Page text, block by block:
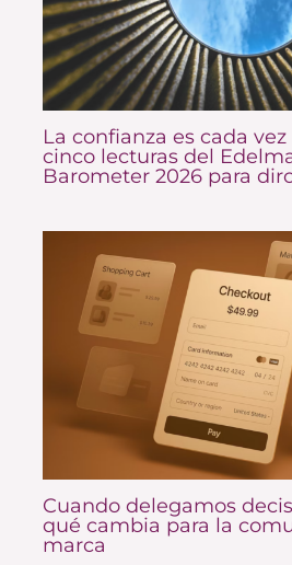
La confianza es cada
cinco lecturas del
Barometer 2026 para
Cuando delegamos
qué cambia para la
marca